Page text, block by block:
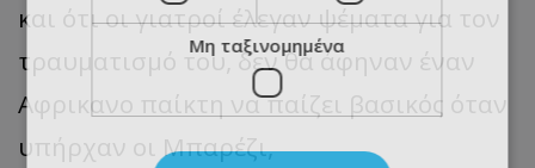
και ότι οι γιατροί έλεγαν ψέματα για τον
τραυματισμό του, δεν θα άφηναν έναν
Αφρικανο παίκτη να παίζει βασικός όταν
υπήρχαν οι Μπαρέζι,
Μη ταξινομημένα